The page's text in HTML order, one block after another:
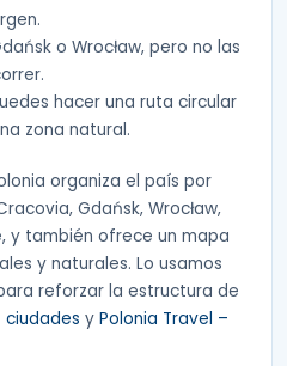
o Wrocław, pero no las
hacer una ruta circular
zona natural.
organiza el país por
Gdańsk, Wrocław,
y también ofrece un mapa
y naturales. Lo usamos
reforzar la estructura de
ciudades y Polonia Travel –